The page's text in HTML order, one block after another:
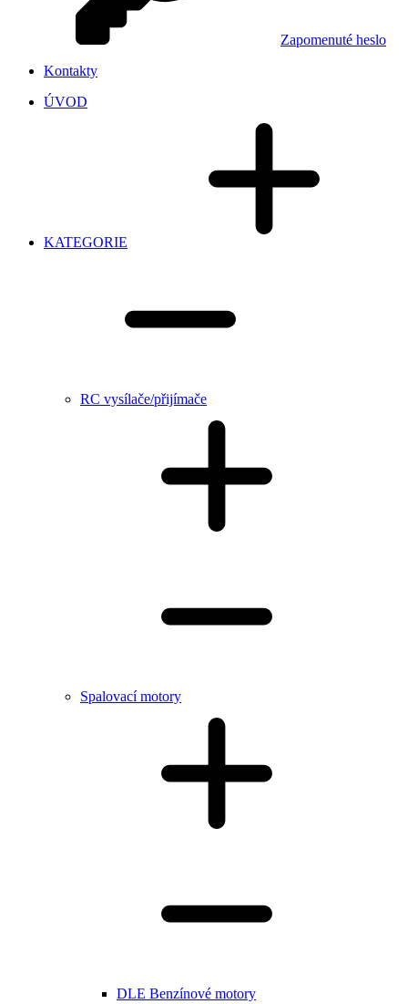
Zapomenuté heslo
Kontakty
ÚVOD
KATEGORIE
RC vysílače/přijímače
Spalovací motory
DLE Benzínové motory